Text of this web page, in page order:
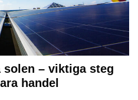
solen – viktiga steg
handel